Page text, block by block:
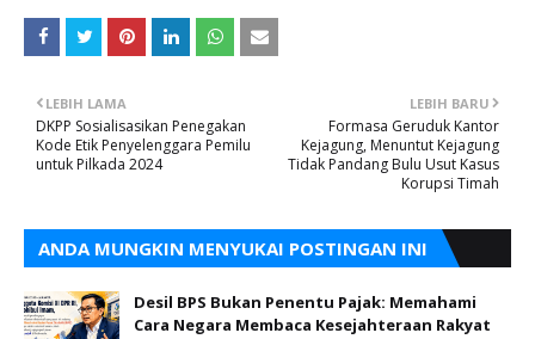
LEBIH BARU
Formasa Geruduk Kantor
Kejagung, Menuntut Kejagung
Tidak Pandang Bulu Usut Kasus
Korupsi Timah
LEBIH LAMA
DKPP Sosialisasikan Penegakan
Kode Etik Penyelenggara Pemilu
untuk Pilkada 2024
ANDA MUNGKIN MENYUKAI POSTINGAN INI
Desil BPS Bukan Penentu Pajak: Memahami
Cara Negara Membaca Kesejahteraan Rakyat